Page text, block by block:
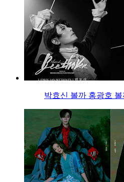
박효신 볼까 홍광호 볼